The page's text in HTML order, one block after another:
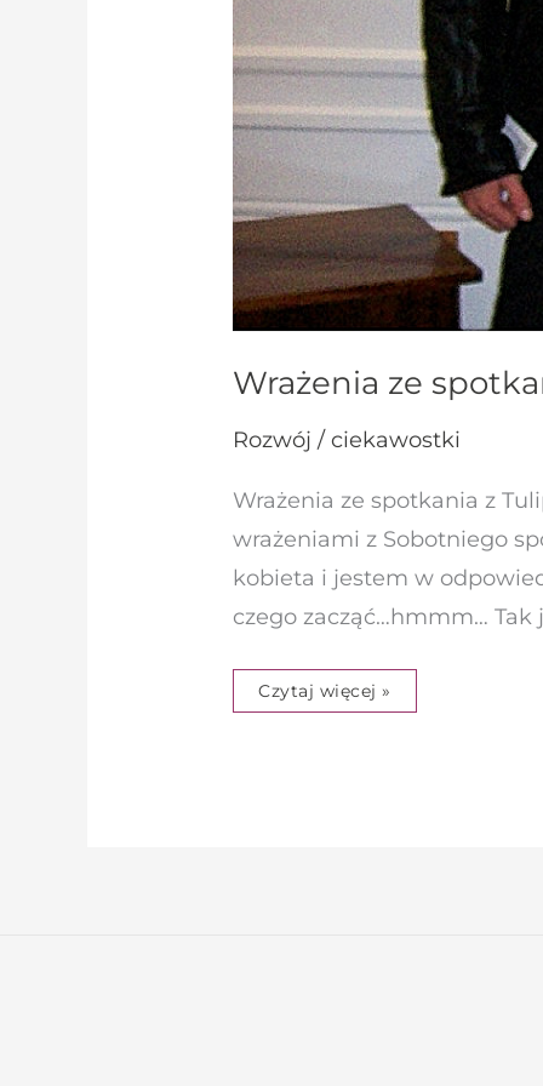
Wrażenia ze
Rozwój / ciekawostki
Wrażenia ze spotkania z
wrażeniami z Sobotniego
kobieta i jestem w
czego zacząć…hmmm… Tak
Czytaj więcej »